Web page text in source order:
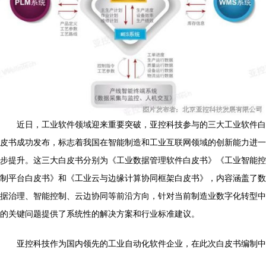
近日，工业软件领域迎来重要突破，亚控科技参与的三大工业软件白
皮书成功发布，标志着我国在智能制造和工业互联网领域的创新能力进一
步提升。这三大白皮书分别为《工业数据管理软件白皮书》《工业智能控
制平台白皮书》和《工业云与边缘计算协同框架白皮书》，内容涵盖了数
据治理、智能控制、云边协同等前沿方向，针对当前制造业数字化转型中
的关键问题提供了系统性的解决方案和行业标准建议。
亚控科技作为国内领先的工业自动化软件企业，在此次白皮书编制中